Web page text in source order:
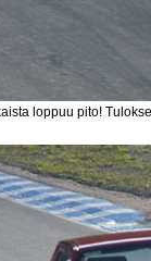
loppuu pito!